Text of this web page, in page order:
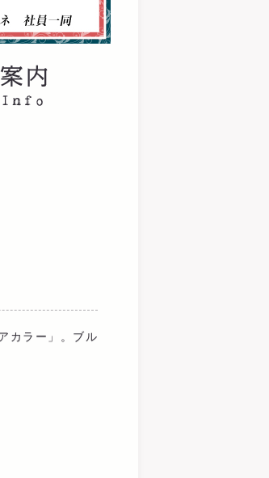
カラー」。ブル